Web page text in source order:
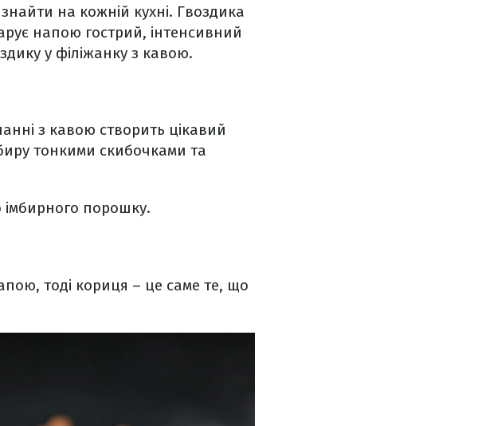
на кожній кухні. Гвоздика
напою гострий, інтенсивний
у філіжанку з кавою.
з кавою створить цікавий
тонкими скибочками та
порошку.
тоді кориця – це саме те, що